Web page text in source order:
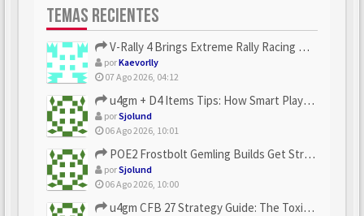
TEMAS RECIENTES
V-Rally 4 Brings Extreme Rally Racing With Challenging Track...
porKaevorlly
07 Ago 2026, 04:12
u4gm + D4 Items Tips: How Smart Players Optimize Gear, Build...
porSjolund
06 Ago 2026, 10:01
POE2 Frostbolt Gemling Builds Get Stronger With u4gm’s Ice C...
porSjolund
06 Ago 2026, 10:00
u4gm CFB 27 Strategy Guide: The Toxic Offensive Scheme Your ...